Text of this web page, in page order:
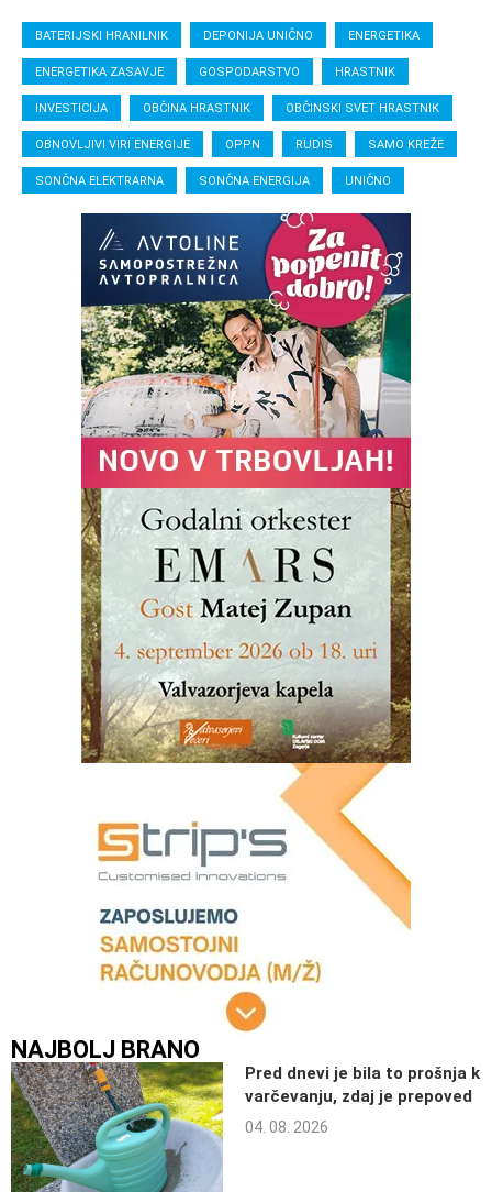
BATERIJSKI HRANILNIK DEPONIJA UNIČNO ENERGETIKA
ENERGETIKA ZASAVJE GOSPODARSTVO HRASTNIK
INVESTICIJA OBČINA HRASTNIK OBČINSKI SVET HRASTNIK
OBNOVLJIVI VIRI ENERGIJE OPPN RUDIS SAMO KREŽE
SONČNA ELEKTRARNA SONČNA ENERGIJA UNIČNO
NAJBOLJ BRANO
Pred dnevi je bila to prošnja k
varčevanju, zdaj je prepoved
04. 08. 2026